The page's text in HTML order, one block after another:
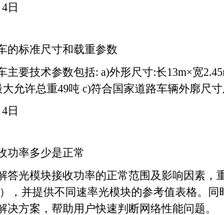
日
的标准尺寸和载重参数
主要技术参数包括: a)外形尺寸:长13m×宽
大允许总重49吨 c)符合国家道路车辆外廓尺
日
功率多少是正常
答光模块接收功率的正常范围及影响因素，
，并提供不同速率光模块的参考值表格。
决方案，帮助用户快速判断网络性能问题。